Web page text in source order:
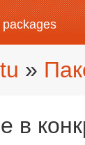
packages
»
в